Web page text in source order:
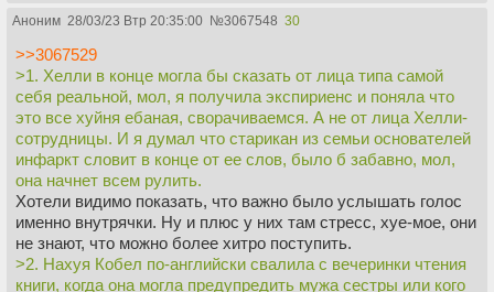
не замечен.
4. Когда Марк блеванул на улице после убийства чувака с
корпорации, я подумал, что копы найдут его ДНК (как
говорила врачиха) и это как-то выстрелит. Но хуй там.
5. К предыдущему пункту - чел помер (типа вышел на
пенсию), но корпорации срать на его карточку,
открывающую доступ в любые помещения. Рили? Ее бы
сразу же деактивировали.
6. В кабинете с рычагами нет круглосуточного дежурства,
нет тревожной кнопки/датчика движения, чтоб сработала
сигнализация при любом входе туда, или хотя бы камеры,
чтобы за кабинетом наблюдал кто-то вне этой комнаты.
Если старый охранник типа уволился, то где новый? Или
Аноним 28/03/23 Втр 20:35:00 №3067548 30
>>3067529
>1. Хелли в конце могла бы сказать от лица типа самой
себя реальной, мол, я получила экспириенс и поняла что
это все хуйня ебаная, сворачиваемся. А не от лица Хелли-
сотрудницы. И я думал что старикан из семьи основателей
инфаркт словит в конце от ее слов, было б забавно, мол,
она начнет всем рулить.
Хотели видимо показать, что важно было услышать голос
именно внутрячки. Ну и плюс у них там стресс, хуе-мое, они
не знают, что можно более хитро поступить.
>2. Нахуя Кобел по-английски свалила с вечеринки чтения
книги, когда она могла предупредить мужа сестры или кого